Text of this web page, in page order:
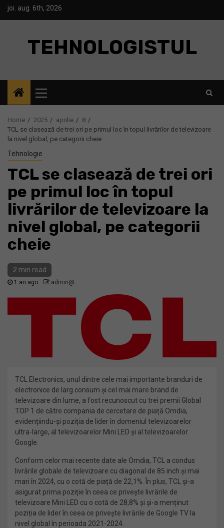
Skipjoi. aug. 6th, 2026
TEHNOLOGISTUL
Menu
Home 2025 aprilie
8
TCL se clasează de trei ori pe primul loc în topul livrărilor de televizoare
la nivel global, pe categorii cheie
Tehnologie
TCL se clasează de trei ori
pe primul loc în topul
livrărilor de televizoare la
nivel global, pe categorii
cheie
2 min read
1 an ago admin@
TCL Electronics, unul dintre cele mai importante branduri de
electronice de larg consum și cel mai mare brand de
televizoare din lume, a fost recunoscut cu trei premii Global
TOP 1 de către compania de cercetare de piață Omdia,
evidențiindu-și poziția de lider în domeniul televizoarelor
ultra-large, al televizoarelor Mini LED și al televizoarelor
Google.
Conform celor mai recente date ale Omdia, TCL a condus
livrările globale de televizoare cu diagonal de 85 inch și mai
mari în 2024, cu o cotă de piață de 22,1%. În plus, TCL și-a
asigurat prima poziție în ceea ce privește livrările de
televizoare Mini LED cu o cotă de 28,8% și și-a menținut
poziția de lider în ceea ce privește livrările de Google TV la
nivel global în perioada 2021-2024.